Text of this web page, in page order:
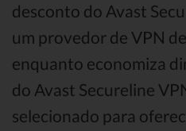
desconto do Avast
um provedor de VPN
enquanto economiza
do Avast Secureline
selecionado para